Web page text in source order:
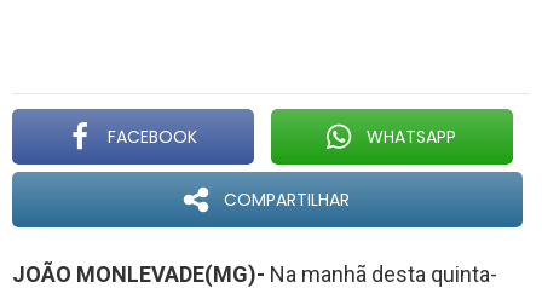
FACEBOOK WHATSAPP
COMPARTILHAR
JOÃO MONLEVADE(MG)- Na manhã desta quinta-